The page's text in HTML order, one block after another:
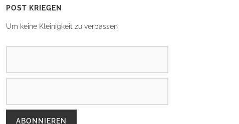
POST KRIEGEN
Um keine Kleinigkeit zu verpassen